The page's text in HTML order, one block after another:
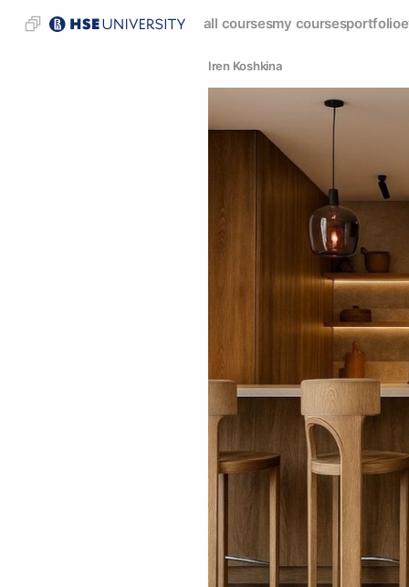
all coursesmy coursesportfolio
Iren Koshkina